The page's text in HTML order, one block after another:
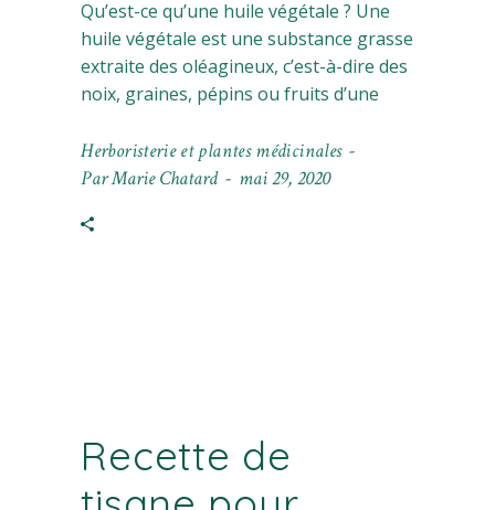
Qu’est-ce qu’une huile végétale ? Une
huile végétale est une substance grasse
extraite des oléagineux, c’est-à-dire des
noix, graines, pépins ou fruits d’une
Herboristerie et plantes médicinales
ParMarie Chatard mai 29, 2020
Recette de